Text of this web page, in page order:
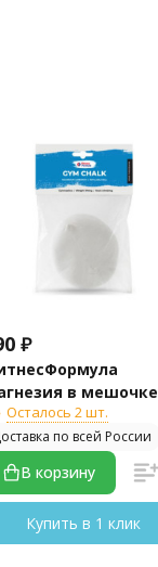
₽
в мешочке
гр)
Осталось 2 шт.
по всей России
В корзину
Купить в 1 клик